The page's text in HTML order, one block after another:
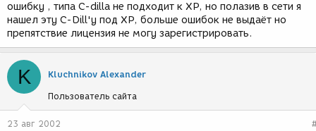
ошибку , типа C-dilla не подходит к XP, но полазив в сети я
нашел эту C-Dill'у под XP, больше ошибок не выдаёт но
препятствие лицензия не могу зарегистрировать.
K Kluchnikov Alexander
Пользователь сайта
23 авг 2002